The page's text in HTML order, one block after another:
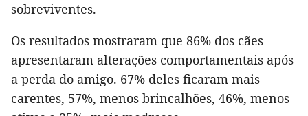
sobreviventes.
Os resultados mostraram que 86% dos cães
apresentaram alterações comportamentais após
a perda do amigo. 67% deles ficaram mais
carentes, 57%, menos brincalhões, 46%, menos